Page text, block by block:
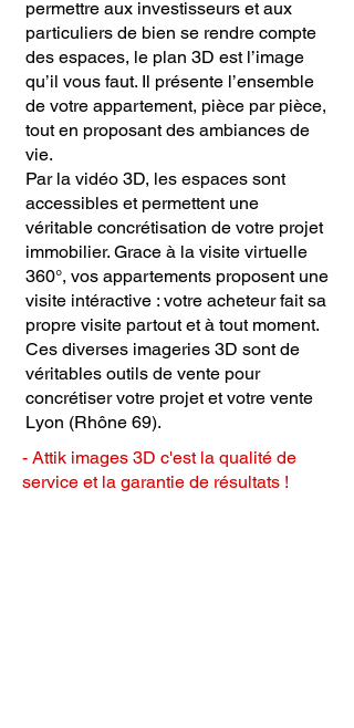
permettre aux investisseurs et aux
particuliers de bien se rendre compte
des espaces, le plan 3D est l’image
qu’il vous faut. Il présente l’ensemble
de votre appartement, pièce par pièce,
tout en proposant des ambiances de
vie.
Par la vidéo 3D, les espaces sont
accessibles et permettent une
véritable concrétisation de votre projet
immobilier. Grace à la visite virtuelle
360°, vos appartements proposent une
visite intéractive : votre acheteur fait sa
propre visite partout et à tout moment.
Ces diverses imageries 3D sont de
véritables outils de vente pour
concrétiser votre projet et votre vente
Lyon (Rhône 69).
- Attik images 3D c'est la qualité de
service et la garantie de résultats !